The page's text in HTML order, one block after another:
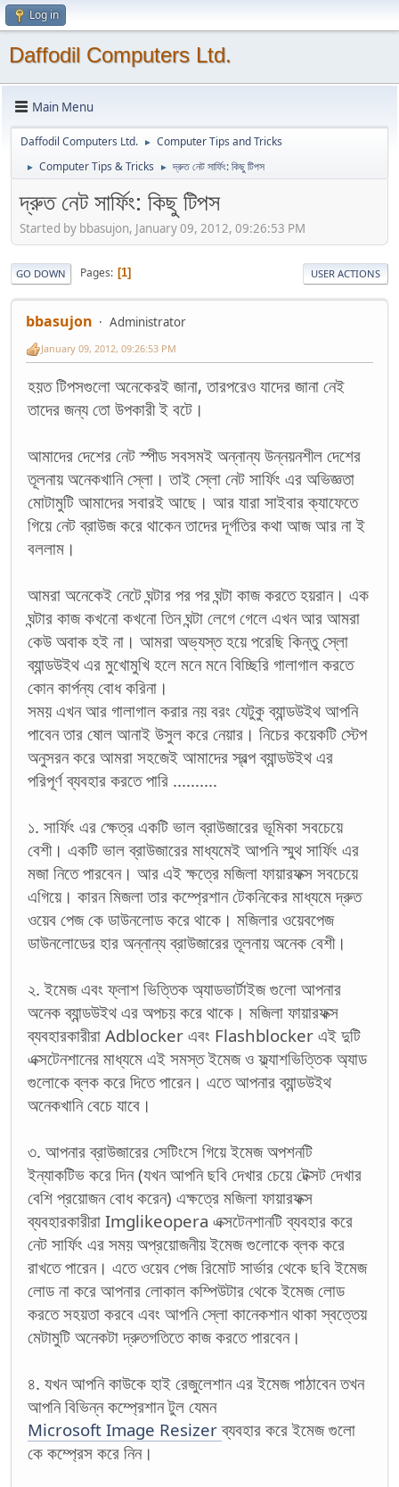
Log in
Daffodil Computers Ltd.
Main Menu
Daffodil Computers Ltd. ► Computer Tips and Tricks
► Computer Tips & Tricks ► দ্রুত নেট সার্ফিং: কিছু টিপস
দ্রুত নেট সার্ফিং: কিছু টিপস
Started by bbasujon, January 09, 2012, 09:26:53 PM
GO DOWN Pages 1 USER ACTIONS
bbasujon Administrator
January 09, 2012, 09:26:53 PM
হয়ত টিপসগুলো অনেকেরই জানা, তারপরেও যাদের জানা নেই
তাদের জন্য তো উপকারী ই বটে।
আমাদের দেশের নেট স্পীড সবসমই অন্নান্য উন্নয়নশীল দেশের
তূলনায় অনেকখানি স্লো। তাই স্লো নেট সার্ফিং এর অভিজ্ঞতা
মোটামুটি আমাদের সবারই আছে। আর যারা সাইবার ক্যাফেতে
গিয়ে নেট ব্রাউজ করে থাকেন তাদের দূর্গতির কথা আজ আর না ই
বললাম।
আমরা অনেকেই নেটে ঘন্টার পর পর ঘন্টা কাজ করতে হয়রান। এক
ঘন্টার কাজ কখনো কখনো তিন ঘন্টা লেগে গেলে এখন আর আমরা
কেউ অবাক হই না। আমরা অভ্যস্ত হয়ে পরেছি কিন্তু স্লো
ব্যান্ডউইথ এর মুখোমুখি হলে মনে মনে বিচ্ছিরি গালাগাল করতে
কোন কার্পন্য বোধ করিনা।
সময় এখন আর গালাগাল করার নয় বরং যেটুকু ব্যান্ডউইথ আপনি
পাবেন তার ষোল আনাই উসুল করে নেয়ার। নিচের কয়েকটি স্টেপ
অনুসরন করে আমরা সহজেই আমাদের স্বল্প ব্যান্ডউইথ এর
পরিপূর্ণ ব্যবহার করতে পারি ..........
১. সার্ফিং এর ক্ষেত্র একটি ভাল ব্রাউজারের ভূমিকা সবচেয়ে
বেশী। একটি ভাল ব্রাউজারের মাধ্যমেই আপনি স্মুথ সার্ফিং এর
মজা নিতে পারবেন। আর এই ক্ষত্রে মজিলা ফায়ারফক্স সবচেয়ে
এগিয়ে। কারন মিজলা তার কম্প্রেশান টেকনিকের মাধ্যমে দ্রুত
ওয়েব পেজ কে ডাউনলোড করে থাকে। মজিলার ওয়েবপেজ
ডাউনলোডের হার অন্নান্য ব্রাউজারের তূলনায় অনেক বেশী।
২. ইমেজ এবং ফ্লাশ ভিত্তিক অ্যাডভার্টাইজ গুলো আপনার
অনেক ব্যান্ডউইথ এর অপচয় করে থাকে। মজিলা ফায়ারফক্স
ব্যবহারকারীরা Adblocker এবং Flashblocker এই দুটি
এক্সটেনশানের মাধ্যমে এই সমস্ত ইমেজ ও ফ্ল্যাশভিত্তিক অ্যাড
গুলোকে ব্লক করে দিতে পারেন। এতে আপনার ব্যান্ডউইথ
অনেকখানি বেচে যাবে।
৩. আপনার ব্রাউজারের সেটিংসে গিয়ে ইমেজ অপশনটি
ইন্যাকটিভ করে দিন (যখন আপনি ছবি দেখার চেয়ে টেক্সট দেখার
বেশি প্রয়োজন বোধ করেন) এক্ষত্রে মজিলা ফায়ারফক্স
ব্যবহারকারীরা Imglikeopera এক্সটেনশানটি ব্যবহার করে
নেট সার্ফিং এর সময় অপ্রয়োজনীয় ইমেজ গুলোকে ব্লক করে
রাখতে পারেন। এতে ওয়েব পেজ রিমোট সার্ভার থেকে ছবি ইমেজ
লোড না করে আপনার লোকাল কম্পিউটার থেকে ইমেজ লোড
করতে সহয়তা করবে এবং আপনি স্লো কানেকশান থাকা স্বত্তেয়
মেটামুটি অনেকটা দ্রুতগতিতে কাজ করতে পারবেন।
৪. যখন আপনি কাউকে হাই রেজুলেশান এর ইমেজ পাঠাবেন তখন
আপনি বিভিন্ন কম্প্রেশান টুল যেমন
Microsoft Image Resizerব্যবহার করে ইমেজ গুলো
কে কম্প্রেস করে নিন।